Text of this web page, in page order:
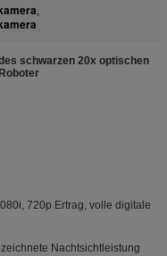
,
schwarzen 20x optischen
720p Ertrag, volle digitale
Nachtsichtleistung